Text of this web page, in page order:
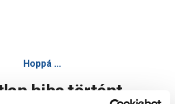
Hoppá ...
hiba történt